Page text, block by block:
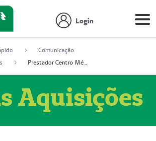
Login
Comunicação
Prestador Centro Médico Vitória Ltda, 51004350-4: Centro Médico Vitória Ltda (Nome Fantasia: Policlínica Master)
Aquisições